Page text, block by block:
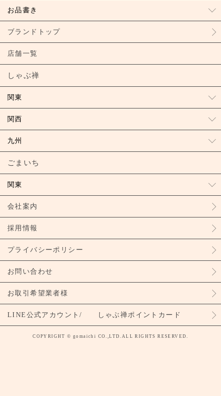
お品書き
ブランドトップ
店舗一覧
しゃぶ禅
関東
関西
九州
ごまいち
関東
会社案内
採用情報
プライバシーポリシー
お問い合わせ
お取引希望業者様
LINE公式アカウント/ しゃぶ禅ポイントカード
COPYRIGHT © gomaichi CO.,LTD.ALL RIGHTS RESERVED.